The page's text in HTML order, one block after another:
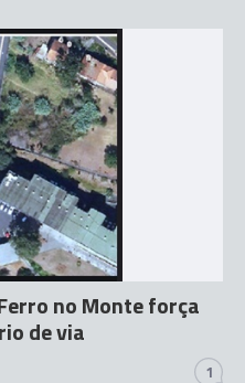
no Monte força
de via
1